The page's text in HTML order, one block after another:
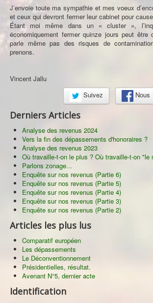
J’envoie toute ma sympathie et mes voeux
et ceux qui devront fermer leur cabinet pour
Étant moi même dans un « cluster »,
économiquement fermer quinze jours peut
parle même pas des risques de
prenons.
Vincent Jallu
Suivez
Nous
Derniers Articles
Analyse des revenus 2024
Vers la fin des dépassements d'honoraires ?
Analyse des revenus 2023
Où travaille-t-on le plus ? Où travaille-t-on "le
Parlons zonage...
Enquête sur nos revenus (Partie 6)
Enquête sur nos revenus (Partie 5)
Enquête sur nos revenus (Partie 4)
Enquête sur nos revenus (Partie 3)
Enquête sur nos revenus (Partie 2)
Articles les plus lus
Comparatif européen
Les dépassements
Le Déconventionnement
Présidentielles, résultat.
Avenant N°5, dernier acte
Identification